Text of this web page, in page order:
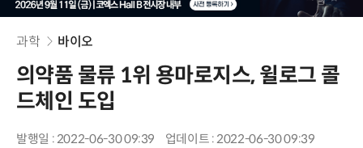
과학 바이오
의약품 물류 1위 용마로지스, 윌로그 콜
드체인 도입
발행일 : 2022-06-30 09:39 업데이트 : 2022-06-30 09:39